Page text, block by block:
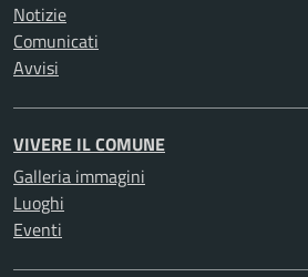
Notizie
Comunicati
Avvisi
VIVERE IL COMUNE
Galleria immagini
Luoghi
Eventi